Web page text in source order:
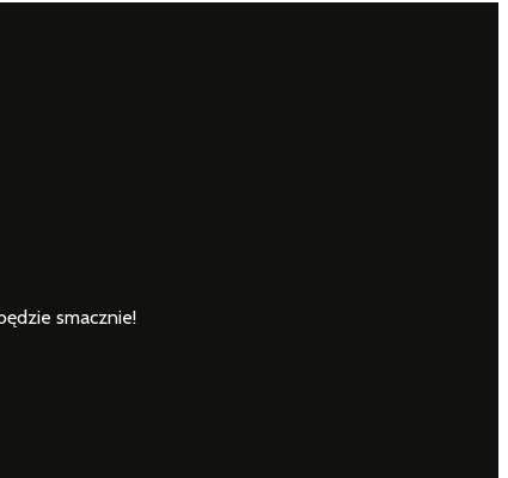
smacznie!